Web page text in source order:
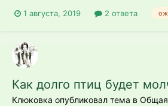
кольце и вещал, на расстоянии от
просто,распевается? Новая запи...
1 августа, 2019 2 ответа
Как долго птиц будет
Клюковка опубликовал тема в